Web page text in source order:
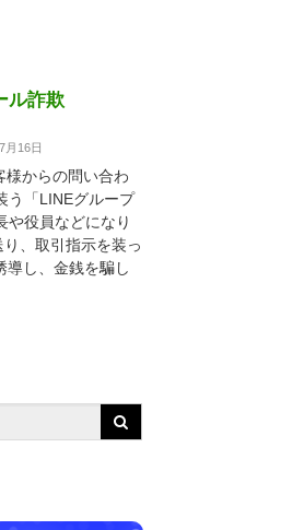
ル詐欺
月16日
様からの問い合わ
う「LINEグループ
や役員などになり
、取引指示を装っ
導し、金銭を騙し